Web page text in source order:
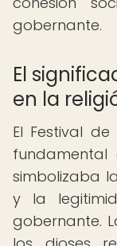
gobernante.
El
en la
El Festival
simbolizaba
y la
gobernante.